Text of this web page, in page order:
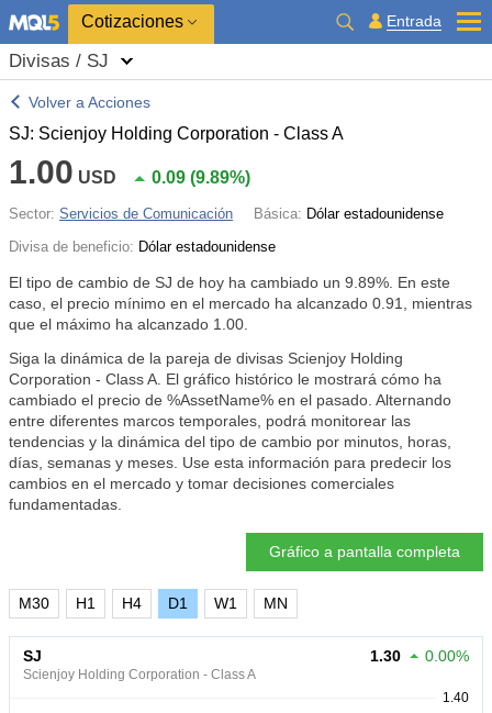
Cotizaciones Entrada
Divisas / SJ
Volver a Acciones
SJ: Scienjoy Holding Corporation - Class A
1.00 USD 0.09 (9.89%)
Sector: Servicios de Comunicación Básica: Dólar estadounidense
Divisa de beneficio: Dólar estadounidense
El tipo de cambio de SJ de hoy ha cambiado un 9.89% . En este
caso, el precio mínimo en el mercado ha alcanzado 0.91, mientras
que el máximo ha alcanzado 1.00.
Siga la dinámica de la pareja de divisas Scienjoy Holding
Corporation - Class A. El gráfico histórico le mostrará cómo ha
cambiado el precio de %AssetName% en el pasado. Alternando
entre diferentes marcos temporales, podrá monitorear las
tendencias y la dinámica del tipo de cambio por minutos, horas,
días, semanas y meses. Use esta información para predecir los
cambios en el mercado y tomar decisiones comerciales
fundamentadas.
Gráfico a pantalla completa
M30 H1 H4 D1 W1 MN
SJ
Scienjoy Holding Corporation - Class A
1.30 0.00%